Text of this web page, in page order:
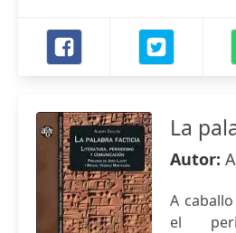
La
Autor:
A
el